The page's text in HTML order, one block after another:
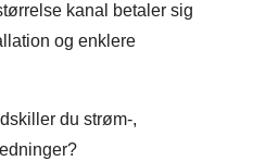
kanal betaler sig
og enklere
du strøm-,